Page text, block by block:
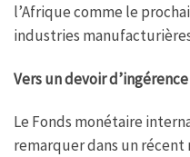
l’Afrique comme le
industries
Vers un devoir
Le Fonds monétaire
remarquer dans un